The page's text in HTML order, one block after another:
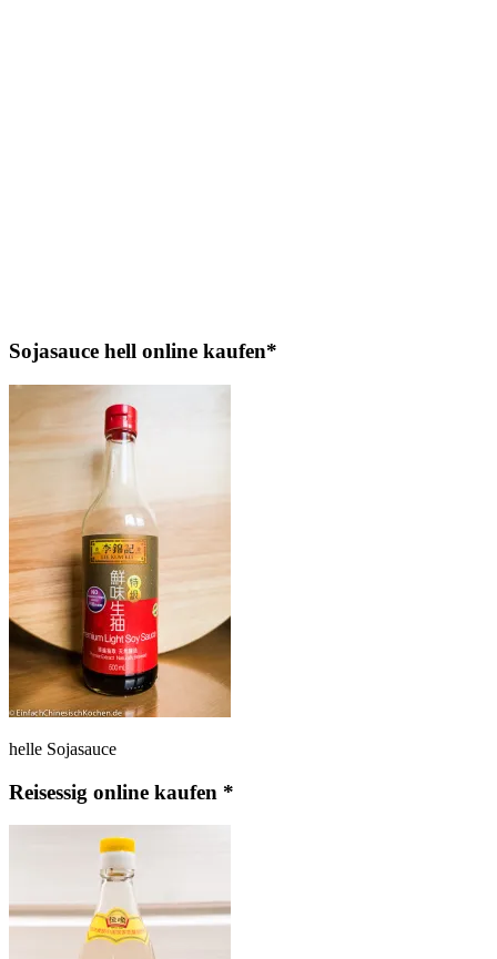
Sojasauce hell online kaufen*
helle Sojasauce
Reisessig online kaufen *